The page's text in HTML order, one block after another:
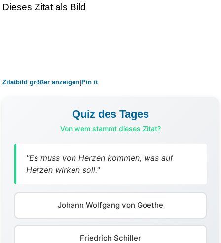
Dieses Zitat als Bild
Zitatbild größer anzeigen Pin it
Quiz des Tages
Von wem stammt dieses Zitat?
"Es muss von Herzen kommen, was auf
Herzen wirken soll."
Johann Wolfgang von Goethe
Friedrich Schiller